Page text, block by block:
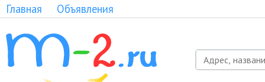
Главная Объявления